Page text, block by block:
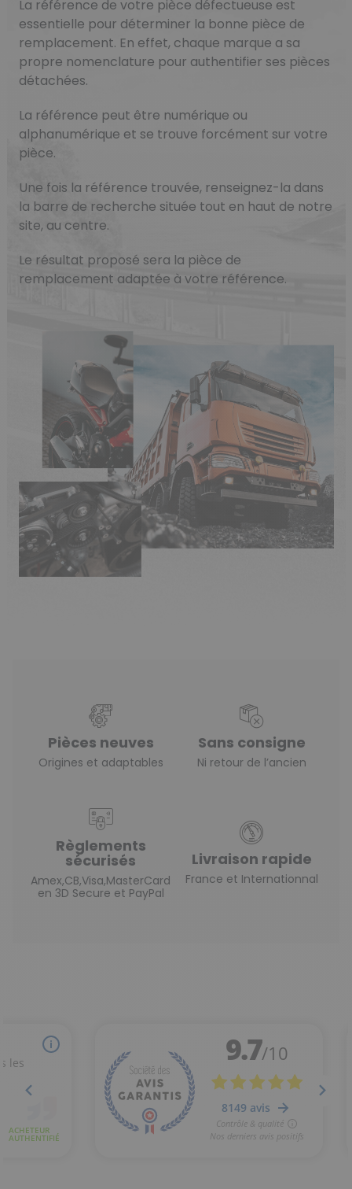
La référence de votre pièce défectueuse est
essentielle pour déterminer la bonne pièce de
remplacement. En effet, chaque marque a sa
propre nomenclature pour authentifier ses pièces
détachées.
La référence peut être numérique ou
alphanumérique et se trouve forcément sur votre
pièce.
Une fois la référence trouvée, renseignez-la dans
la barre de recherche située tout en haut de notre
site, au centre.
Le résultat proposé sera la pièce de
remplacement adaptée à votre référence.
Pièces neuves
Origines et adaptables
Sans consigne
Ni retour de l’ancien
Règlements
sécurisés
Amex,CB,Visa,MasterCard
en 3D Secure et PayPal
Livraison rapide
France et Internationnal